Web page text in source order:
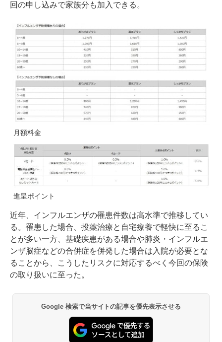
回の申し込みで家族分も加入できる。
月額料金
進呈ポイント
近年、インフルエンザの罹患件数は高水準で推移してい
る。罹患した場合、投薬治療と自宅療養で軽快に至るこ
とが多い一方、基礎疾患がある場合や肺炎・インフルエ
ンザ脳症などの合併症を併発した場合は入院が必要とな
ることから、こうしたリスクに対応するべく今回の保険
の取り扱いに至った。
Google 検索で当サイトの記事を優先表示させる